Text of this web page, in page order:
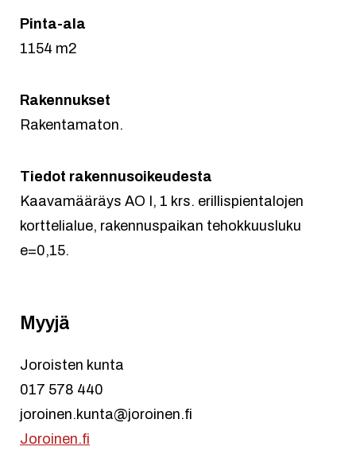
Pinta-ala
1154 m2
Rakennukset
Rakentamaton.
Tiedot rakennusoikeudesta
Kaavamääräys AO I, 1 krs. erillispientalojen
korttelialue, rakennuspaikan tehokkuusluku
e=0,15.
Myyjä
Joroisten kunta
017 578 440
joroinen.kunta@joroinen.fi
Joroinen.fi